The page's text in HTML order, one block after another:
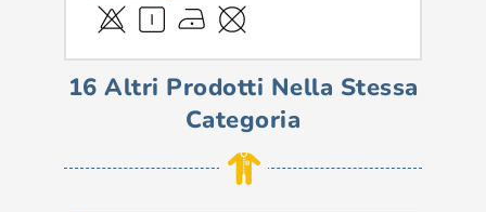
16 Altri Prodotti Nella Stessa
Categoria